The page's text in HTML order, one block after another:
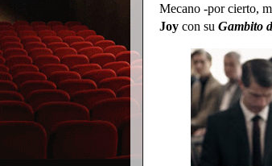
Mecano -por cierto,
Joy con su Gambito